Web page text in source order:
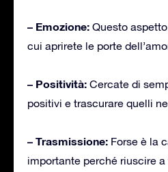
– Emozione: Questo
cui aprirete le porte
– Positività: Cercate di
positivi e trascurare quelli
– Trasmissione: Forse è la
importante perché riuscire